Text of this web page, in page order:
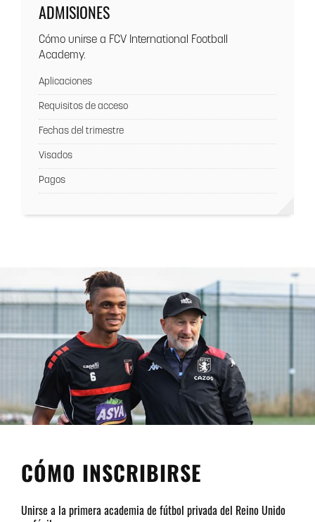
ADMISIONES
Cómo unirse a FCV International Football
Academy.
Aplicaciones
Requisitos de acceso
Fechas del trimestre
Visados
Pagos
CÓMO INSCRIBIRSE
Unirse a la primera academia de fútbol privada del Reino Unido